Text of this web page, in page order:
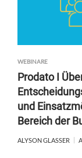
WEBINARE
Prodato I
und
Bereich der
ALYSON GLASSER